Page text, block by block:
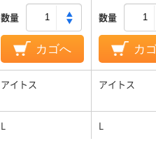
数量
カゴへ
数量
カ
アイトス アイトス
L L